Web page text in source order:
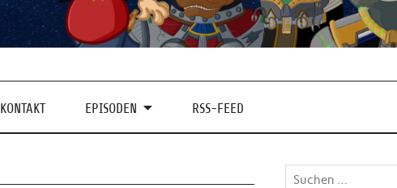
KONTAKT EPISODEN RSS-FEED